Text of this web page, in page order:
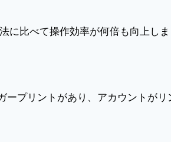
に比べて操作効率が何倍も向上しま
ープリントがあり、アカウントがリ